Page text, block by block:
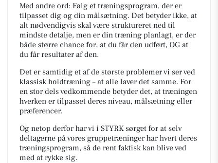
Med andre ord: Følg et træningsprogram, der er
tilpasset dig og din målsætning. Det betyder ikke, at
alt nødvendigvis skal være struktureret ned til
mindste detalje, men er din træning planlagt, er der
både større chance for, at du får den udført, OG at
du får resultater af den.
Det er samtidig et af de største problemer vi ser ved
klassisk holdtræning – at alle laver det samme. For
en stor dels vedkommende betyder det, at træningen
hverken er tilpasset deres niveau, målsætning eller
præferencer.
Og netop derfor har vi i STYRK sørget for at selv
deltagerne på vores gruppetræninger har hvert deres
træningsprogram, så de rent faktisk kan blive ved
med at rykke sig.